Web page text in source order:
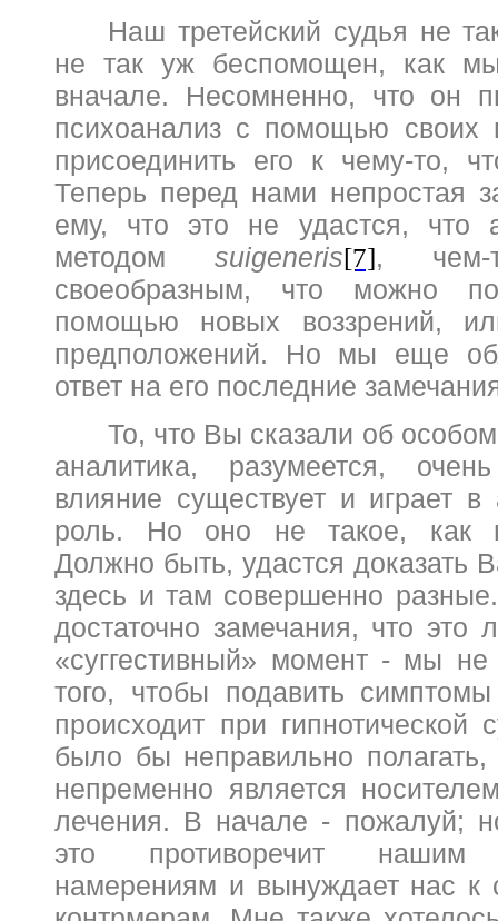
Наш третейский судья не
не так уж беспомощен, как
вначале. Несомненно, что он
психоанализ с помощью своих
присоединить его к чему-то,
Теперь перед нами непростая
ему, что это не удастся, что
методомsuigeneris[7],
своеобразным, что можно
помощью новых воззрений,
предположений. Но мы еще
ответ на его последние
То, что Вы сказали об
аналитика, разумеется,
влияние существует и играет
роль. Но оно не такое, как
Должно быть, удастся доказать
здесь и там совершенно
достаточно замечания, что это
«суггестивный» момент - мы
того, чтобы подавить
происходит при гипнотической
было бы неправильно полагать,
непременно является
лечения. В начале - пожалуй;
это противоречит нашим
намерениям и вынуждает нас к